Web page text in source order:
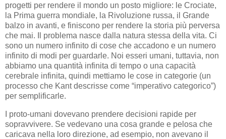
progetti per rendere il mondo un posto migliore: le Crociate,
la Prima guerra mondiale, la Rivoluzione russa, il Grande
balzo in avanti, e finiscono per rendere la storia più perversa
che mai. Il problema nasce dalla natura stessa della vita. Ci
sono un numero infinito di cose che accadono e un numero
infinito di modi per guardarle. Noi esseri umani, tuttavia, non
abbiamo una quantità infinita di tempo o una capacità
cerebrale infinita, quindi mettiamo le cose in categorie (un
processo che Kant descrisse come “imperativo categorico”)
per semplificarle.
I proto-umani dovevano prendere decisioni rapide per
sopravvivere. Se vedevano una cosa grande e pelosa che
caricava nella loro direzione, ad esempio, non avevano il